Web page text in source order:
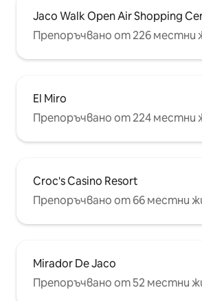
Jaco Walk Open Air Shopping
Препоръчвано от 226 местни
El Miro
Препоръчвано от 224 местни
Croc's Casino Resort
Препоръчвано от 66 местни
Mirador De Jaco
Препоръчвано от 52 местни